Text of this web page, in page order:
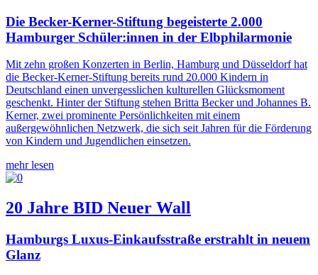
Die Becker-Kerner-Stiftung begeisterte 2.000
Hamburger Schüler:innen in der Elbphilarmonie
Mit zehn großen Konzerten in Berlin, Hamburg und Düsseldorf hat
die Becker-Kerner-Stiftung bereits rund 20.000 Kindern in
Deutschland einen unvergesslichen kulturellen Glücksmoment
geschenkt. Hinter der Stiftung stehen Britta Becker und Johannes B.
Kerner, zwei prominente Persönlichkeiten mit einem
außergewöhnlichen Netzwerk, die sich seit Jahren für die Förderung
von Kindern und Jugendlichen einsetzen.
mehr lesen
20 Jahre BID Neuer Wall
Hamburgs Luxus-Einkaufsstraße erstrahlt in neuem
Glanz